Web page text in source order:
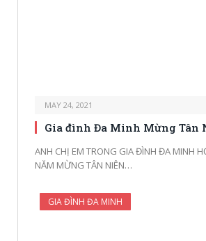
MAY 24, 2021
Gia đình Đa Minh Mừng Tân
ANH CHỊ EM TRONG GIA ĐÌNH ĐA MINH
NĂM MỪNG TÂN NIÊN…
GIA ĐÌNH ĐA MINH